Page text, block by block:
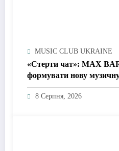
MUSIC CLUB UKRAINE
«Стерти чат»: MAX
формувати нову музичну
про сучасне кохання
8 Серпня, 2026